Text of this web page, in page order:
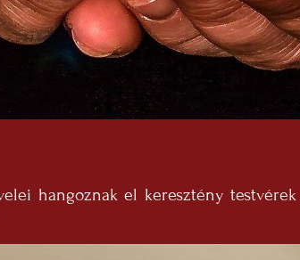
hangoznak el keresztény